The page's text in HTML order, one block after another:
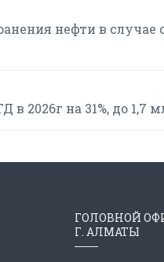
нефти в случае
2026г на 31%, до 1,7
ГОЛОВНОЙ
Г. АЛМАТЫ